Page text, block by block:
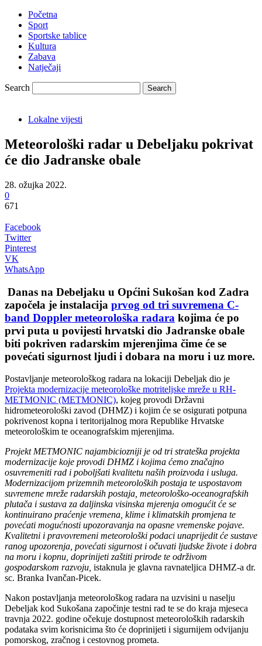
Početna
Sport
Sportske tablice
Kultura
Zabava
Natječaji
Search
Lokalne vijesti
Meteorološki radar u Debeljaku pokrivat
će dio Jadranske obale
28. ožujka 2022.
0
671
Facebook
Twitter
Pinterest
VK
WhatsApp
Danas na Debeljaku u Općini Sukošan kod Zadra
započela je instalacija prvog od tri suvremena C-
band Doppler meteorološka radara kojima će po
prvi puta u povijesti hrvatski dio Jadranske obale
biti pokriven radarskim mjerenjima čime će se
povećati sigurnost ljudi i dobara na moru i uz more.
Postavljanje meteorološkog radara na lokaciji Debeljak dio je
Projekta modernizacije meteorološke motriteljske mreže u RH-
METMONIC (METMONIC), kojeg provodi Državni
hidrometeorološki zavod (DHMZ) i kojim će se osigurati potpuna
pokrivenost kopna i teritorijalnog mora Republike Hrvatske
meteorološkim te oceanografskim mjerenjima.
Projekt METMONIC najambiciozniji je od tri strateška projekta
modernizacije koje provodi DHMZ i kojima ćemo značajno
osuvremeniti rad i poboljšati kvalitetu naših proizvoda i usluga.
Modernizacijom prizemnih meteoroloških postaja te uspostavom
suvremene mreže radarskih postaja, meteorološko-oceanografskih
plutača i sustava za daljinska visinska mjerenja omogućit će se
kontinuirano praćenje vremena, klime i klimatskih promjena te
povećati mogućnosti upozoravanja na opasne vremenske pojave.
Kvalitetni i pravovremeni meteorološki podaci unaprijedit će sustave
ranog upozorenja, povećati sigurnost i očuvati ljudske živote i dobra
na moru i kopnu, doprinijeti zaštiti prirode te održivom
gospodarskom razvoju, istaknula je glavna ravnateljica DHMZ-a dr.
sc. Branka Ivančan-Picek.
Nakon postavljanja meteorološkog radara na uzvisini u naselju
Debeljak kod Sukošana započinje testni rad te se do kraja mjeseca
travnja 2022. godine očekuje dostupnost meteoroloških radarskih
podataka svim korisnicima što će doprinijeti i sigurnijem odvijanju
pomorskog, zračnog i cestovnog prometa.